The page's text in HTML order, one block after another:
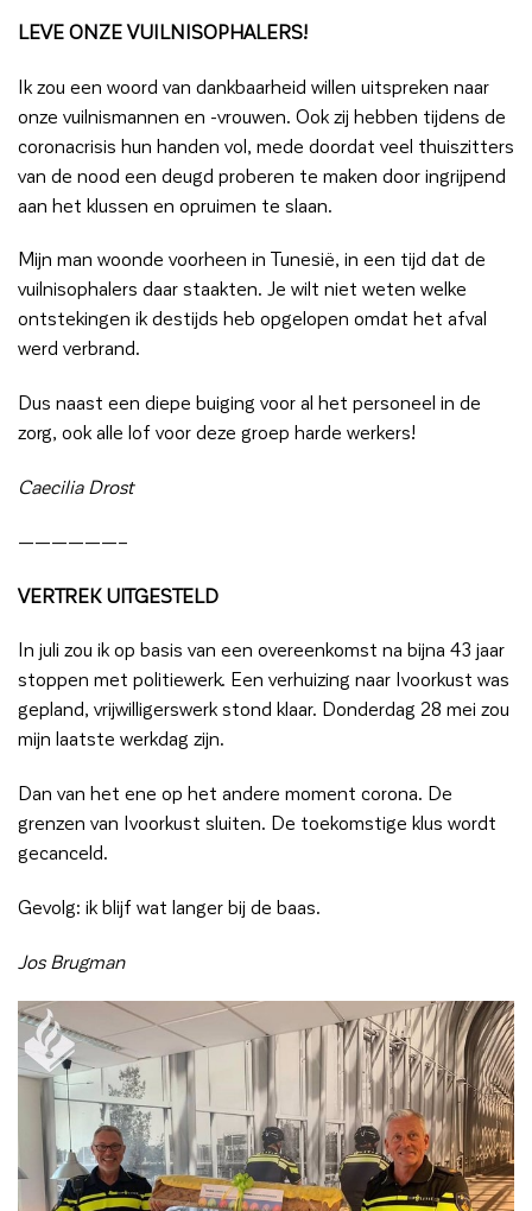
LEVE ONZE VUILNISOPHALERS!
Ik zou een woord van dankbaarheid willen uitspreken naar
onze vuilnismannen en -vrouwen. Ook zij hebben tijdens de
coronacrisis hun handen vol, mede doordat veel thuiszitters
van de nood een deugd proberen te maken door ingrijpend
aan het klussen en opruimen te slaan.
Mijn man woonde voorheen in Tunesië, in een tijd dat de
vuilnisophalers daar staakten. Je wilt niet weten welke
ontstekingen ik destijds heb opgelopen omdat het afval
werd verbrand.
Dus naast een diepe buiging voor al het personeel in de
zorg, ook alle lof voor deze groep harde werkers!
Caecilia Drost
——————–
VERTREK UITGESTELD
In juli zou ik op basis van een overeenkomst na bijna 43 jaar
stoppen met politiewerk. Een verhuizing naar Ivoorkust was
gepland, vrijwilligerswerk stond klaar. Donderdag 28 mei zou
mijn laatste werkdag zijn.
Dan van het ene op het andere moment corona. De
grenzen van Ivoorkust sluiten. De toekomstige klus wordt
gecanceld.
Gevolg: ik blijf wat langer bij de baas.
Jos Brugman